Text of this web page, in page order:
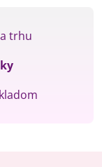
trhu